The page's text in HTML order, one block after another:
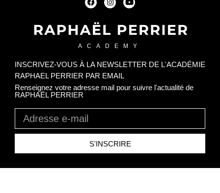
INSCRIVEZ-VOUS À LA NEWSLETTER DE L'ACADÉMIE
RAPHAEL PERRIER PAR EMAIL​
Renseignez votre adresse mail pour suivre l'actualité de
RAPHAËL PERRIER
S'INSCRIRE
ACADEMY